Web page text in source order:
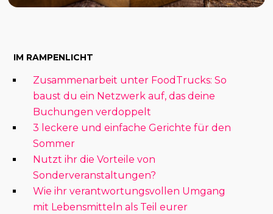
IM RAMPENLICHT
Zusammenarbeit unter FoodTrucks: So
baust du ein Netzwerk auf, das deine
Buchungen verdoppelt
3 leckere und einfache Gerichte für den
Sommer
Nutzt ihr die Vorteile von
Sonderveranstaltungen?
Wie ihr verantwortungsvollen Umgang
mit Lebensmitteln als Teil eurer